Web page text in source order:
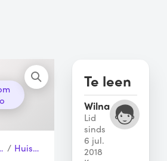
/ Huishoudtrap
Te leen
Wilna
Lid
sinds
6 jul.
2018